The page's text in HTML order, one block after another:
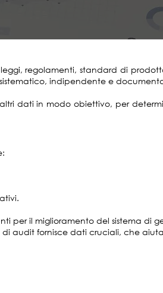
regolamenti, standard di
indipendente e
dati in modo obiettivo, per
per il miglioramento del sistema di
audit fornisce dati cruciali, che